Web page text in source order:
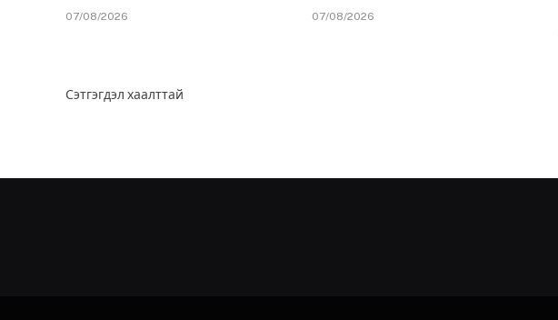
07/08/2026 07/08/2026
Сэтгэгдэл хаалттай